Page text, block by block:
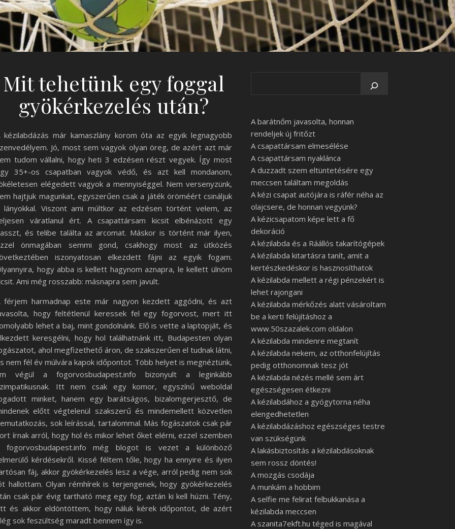
Mit tehetünk egy foggal
gyökérkezelés után?
kézilabdázás már kamaszlány korom óta az egyik legnagyobb
Jó, most sem vagyok olyan öreg, de azért azt már
tudom vállalni, hogy heti 3 edzésen részt vegyek. Így most
35+-os csapatban vagyok védő, és azt kell mondanom,
elégedett vagyok a mennyiséggel. Nem versenyzünk,
hajtjuk magunkat, egyszerűen csak a játék öröméért csináljuk
lányokkal. Viszont ami múltkor az edzésen történt velem, az
váratlanul ért. A csapattársam kicsit elbénázott egy
és telibe találta az arcomat. Máskor is történt már ilyen,
önmagában semmi gond, csakhogy most az ütközés
iszonyatosan elkezdett fájni az egyik fogam.
hogy abba is kellett hagynom aznapra, le kellett ülnöm
Ami még rosszabb: másnapra sem javult.
férjem harmadnap este már nagyon kezdett aggódni, és azt
hogy feltétlenül keressek fel egy fogorvost, mert itt
lehet a baj, mint gondolnánk. Elő is vette a laptopját, és
keresgélni, hogy hol találhatnánk itt, Budapesten olyan
ahol megfizethető áron, de szakszerűen el tudnak látni,
nem fél év múlvára kapok időpontot. Több helyet is megnéztünk,
végül a fogorvosbudapest.info bizonyult a leginkább
Itt nem csak egy komor, egyszínű weboldal
minket, hanem egy barátságos, bizalomgerjesztő, de
előtt végtelenül szakszerű és mindemellett közvetlen
sok leírással, tartalommal. Más fogászatok csak pár
írnak arról, hogy hol és mikor lehet őket elérni, ezzel szemben
fogorvosbudapest.info még blogot is vezet a különböző
kérdésekről. Kissé féltem tőle, hogy ha ennyire és ilyen
fáj, akkor gyökérkezelés lesz a vége, arról pedig nem sok
hallottam. Olyan rémhírek is terjengenek, hogy gyökérkezelés
csak pár évig tartható meg egy fog, aztán ki kell húzni. Tény,
és akkor eldöntöttem, hogy náluk kérek időpontot, de azért
sok feszültség maradt bennem így is.
A barátnőm javasolta, honnan
rendeljek új fritőzt
A csapattársam elmesélése
A csapattársam nyaklánca
A duzzadt szem eltüntetésére egy
meccsen találtam megoldás
A kézi csapat autójára is ráfér néha az
olajcsere, de honnan vegyünk?
A kézicsapatom képe lett a fő
dekoráció
A kézilabda és a Ráállós takarítógépek
A kézilabda kitartásra tanít, amit a
kertészkedéskor is hasznosíthatok
A kézilabda mellett a régi pénzekért is
lehet rajongani
A kézilabda mérkőzés alatt vásároltam
be a kerti felújításhoz a
www.50szazalek.com oldalon
A kézilabda mindenre megtanít
A kézilabda nekem, az otthonfelújítás
pedig otthonomnak tesz jót
A kézilabda nézés mellé sem árt
egészségesen étkezni
A kézilabdához a gyógytorna néha
elengedhetetlen
A kézilabdázáshoz egészséges testre
van szükségünk
A lakásbiztosítás a kézilabdásoknak
sem rossz döntés!
A mozgás csodája
A munkám a hobbim
A selfie me felirat felbukkanása a
kézilabda meccsen
A szanita7ekft.hu téged is magával